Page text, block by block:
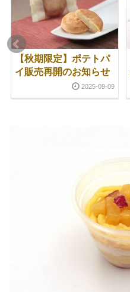
【秋期限定】ポテトパ
イ販売再開のお知らせ
2025-09-09